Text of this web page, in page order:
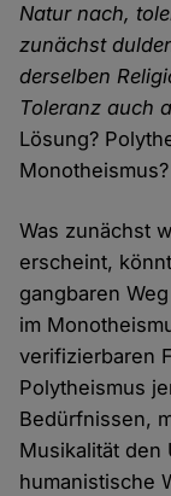
Natur nach,
zunächst
derselben
Toleranz auch
Lösung?
Monotheismus?
Was zunächst
erscheint,
gangbaren
im
verifizierbaren
Polytheismus
Bedürfnissen,
Musikalität den
humanistische